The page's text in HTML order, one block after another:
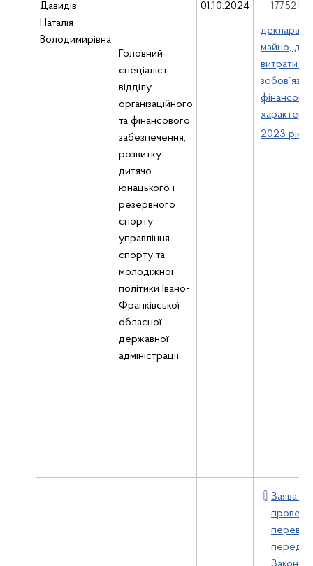
Давидів
Наталія
Володимирівна
Головний
спеціаліст
відділу
організаційного
та фінансового
забезпечення,
розвитку
дитячо-
юнацького і
резервного
спорту
управління
спорту та
молодіжної
політики Івано-
Франківської
обласної
державної
адміністрації
01.10.2024
177.52 Кб )
майно,
витрати і
характеру
2023 рік
Заява